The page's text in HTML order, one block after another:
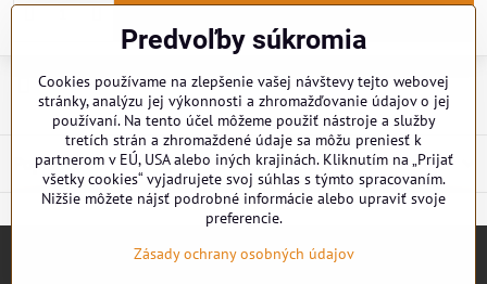
Do košíka
Doručenia
Popis
Predvoľby súkromia
Cookies používame na zlepšenie vašej návštevy tejto webovej
stránky, analýzu jej výkonnosti a zhromažďovanie údajov o jej
používaní. Na tento účel môžeme použiť nástroje a služby
tretích strán a zhromaždené údaje sa môžu preniesť k
partnerom v EÚ, USA alebo iných krajinách. Kliknutím na „Prijať
všetky cookies“ vyjadrujete svoj súhlas s týmto spracovaním.
Nižšie môžete nájsť podrobné informácie alebo upraviť svoje
preferencie.
Zásady ochrany osobných údajov